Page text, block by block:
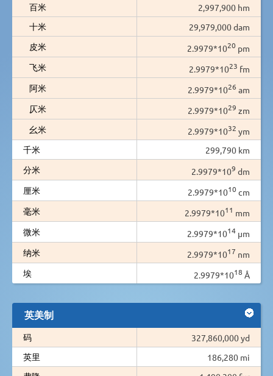
百米
2,997,900 hm
十米
29,979,000 dam
皮米
2.9979*1020 pm
飞米
2.9979*1023 fm
阿米
2.9979*1026 am
仄米
2.9979*1029 zm
幺米
2.9979*1032 ym
千米
299,790 km
分米
2.9979*109 dm
厘米
2.9979*1010 cm
毫米
2.9979*1011 mm
微米
2.9979*1014 µm
纳米
2.9979*1017 nm
埃
2.9979*1018 Å
英美制
码
327,860,000 yd
英里
186,280 mi